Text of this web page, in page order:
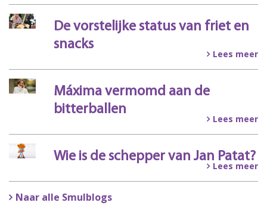
De vorstelijke status van friet en
snacks
Lees meer
Máxima vermomd aan de
bitterballen
Lees meer
Wie is de schepper van Jan Patat?
Lees meer
Naar alle Smulblogs